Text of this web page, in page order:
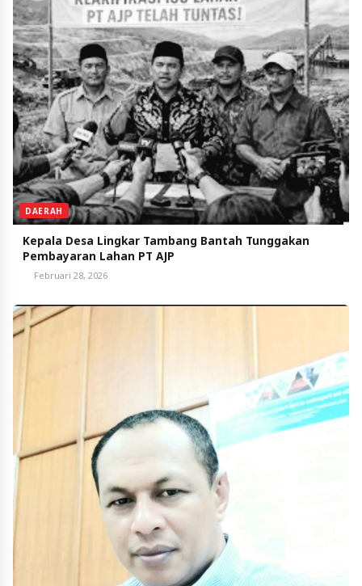
DAERAH
Kepala Desa Lingkar Tambang Bantah Tunggakan
Pembayaran Lahan PT AJP
Februari 28, 2026